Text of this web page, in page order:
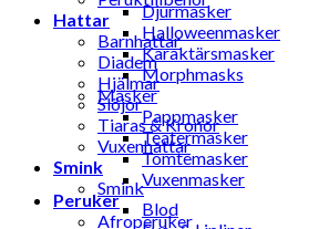
Hattar
Barnhattar
Diadem
Hjälmar
Slöjor
Tiaras & Kronor
Vuxenhattar
Smink
Smink
Blod
Djurmasker
Halloweenmasker
Karaktärsmasker
Morphmasks
Masker
Pappmasker
Teatermasker
Tomtemasker
Vuxenmasker
Peruker
Afroperuker